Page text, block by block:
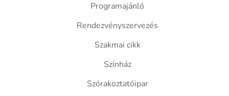
Programajánló
Rendezvényszervezés
Szakmai cikk
Színház
Szórakoztatóipar